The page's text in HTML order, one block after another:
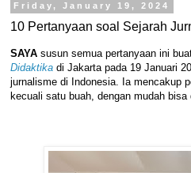
Friday, January 19, 2024
10 Pertanyaan soal Sejarah
SAYA susun semua pertanyaan ini
Didaktika di Jakarta pada 19 Januari
jurnalisme di Indonesia. Ia mencakup
kecuali satu buah, dengan mudah